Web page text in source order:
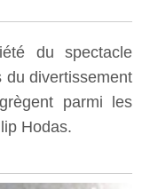
du spectacle
du divertissement
parmi les
Hodas.